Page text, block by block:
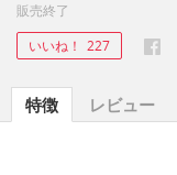
販売終了
いいね！ 227
特徴 レビュー